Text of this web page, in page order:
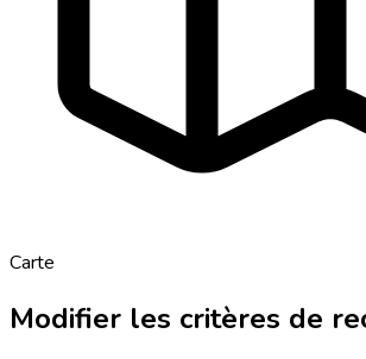
Carte
Modifier les critères de